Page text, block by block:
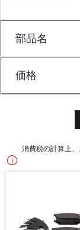
部品名
価格
消費税の計算上